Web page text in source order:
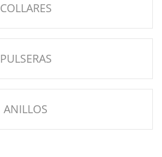
COLLARES
PULSERAS
ANILLOS